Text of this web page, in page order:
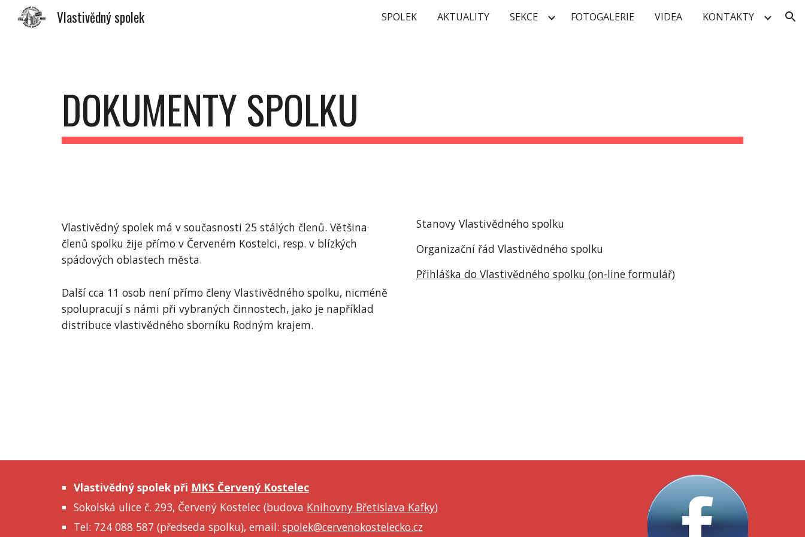
Skip to navigation
Vlastivědný spolek SPOLEK AKTUALITY SEKCE FOTOGALERIE VIDEA KONTAKTY
DOKUMENTY SPOLKU
Vlastivědný spolek má v současnosti 25 stálých členů. Většina
členů spolku žije přímo v Červeném Kostelci, resp. v blízkých
spádových oblastech města.
Další cca 11 osob není přímo členy Vlastivědného spolku, nicméně
spolupracují s námi při vybraných činnostech, jako je například
distribuce vlastivědného sborníku Rodným krajem.
Stanovy Vlastivědného spolku
Organizační řád Vlastivědného spolku
Přihláška do Vlastivědného spolku (on-line formulář)
Vlastivědný spolek při MKS Červený Kostelec
Sokolská ulice č. 293, Červený Kostelec (budova Knihovny Břetislava Kafky)
Tel: 724 088 587 (předseda spolku), email: spolek@cervenokostelecko.cz